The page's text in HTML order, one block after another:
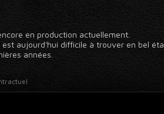
en production actuellement.
aujourd'hui difficile à trouver en bel
années.